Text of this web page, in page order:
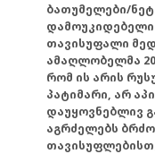
ბათუმელები/
დამოუკიდებელი
თავისუფალი
ამაღლობელმა
რომ ის არის
პატიმარი, არ
დაუყოვნებლივ
აგრძელებს